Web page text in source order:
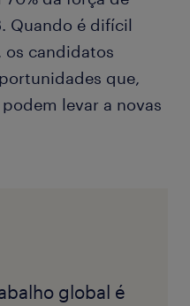
Quando é difícil
os candidatos
que,
levar a novas
global é